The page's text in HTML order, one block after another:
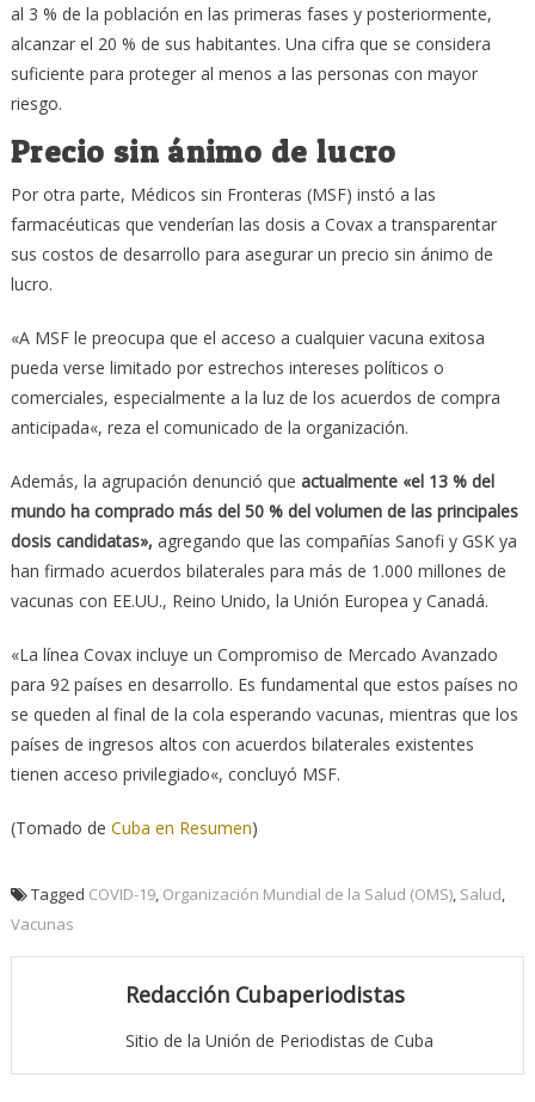
al 3 % de la población en las primeras fases y posteriormente,
alcanzar el 20 % de sus habitantes. Una cifra que se considera
suficiente para proteger al menos a las personas con mayor
riesgo.
Precio sin ánimo de lucro
Por otra parte, Médicos sin Fronteras (MSF) instó a las
farmacéuticas que venderían las dosis a Covax a transparentar
sus costos de desarrollo para asegurar un precio sin ánimo de
lucro.
«A MSF le preocupa que el acceso a cualquier vacuna exitosa
pueda verse limitado por estrechos intereses políticos o
comerciales, especialmente a la luz de los acuerdos de compra
anticipada«, reza el comunicado de la organización.
Además, la agrupación denunció que actualmente «el 13 % del
mundo ha comprado más del 50 % del volumen de las principales
dosis candidatas», agregando que las compañías Sanofi y GSK ya
han firmado acuerdos bilaterales para más de 1.000 millones de
vacunas con EE.UU., Reino Unido, la Unión Europea y Canadá.
«La línea Covax incluye un Compromiso de Mercado Avanzado
para 92 países en desarrollo. Es fundamental que estos países no
se queden al final de la cola esperando vacunas, mientras que los
países de ingresos altos con acuerdos bilaterales existentes
tienen acceso privilegiado«, concluyó MSF.
(Tomado de Cuba en Resumen)
Tagged COVID-19, Organización Mundial de la Salud (OMS), Salud
Vacunas
Redacción Cubaperiodistas
Sitio de la Unión de Periodistas de Cuba